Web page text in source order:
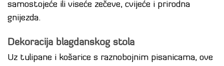
samostojeće ili viseće zečeve, cvijeće i prirodna
gnijezda.
Dekoracija blagdanskog stola
Uz tulipane i košarice s raznobojnim pisanicama, ove